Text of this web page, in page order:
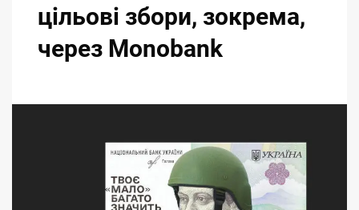
цільові збори, зокрема,
через Monobank